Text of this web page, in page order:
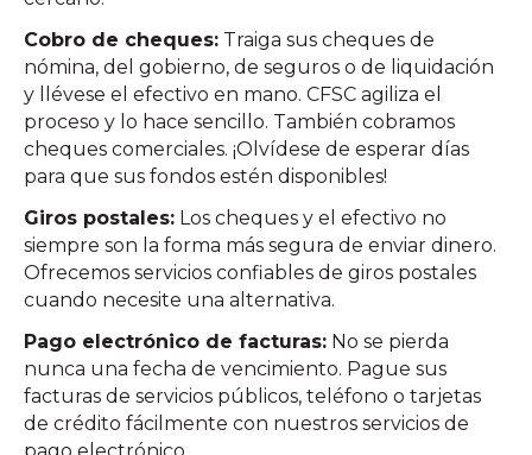
Cobro de cheques: Traiga sus cheques de
nómina, del gobierno, de seguros o de liquidación
y llévese el efectivo en mano. CFSC agiliza el
proceso y lo hace sencillo. También cobramos
cheques comerciales. ¡Olvídese de esperar días
para que sus fondos estén disponibles!
Giros postales: Los cheques y el efectivo no
siempre son la forma más segura de enviar dinero.
Ofrecemos servicios confiables de giros postales
cuando necesite una alternativa.
Pago electrónico de facturas: No se pierda
nunca una fecha de vencimiento. Pague sus
facturas de servicios públicos, teléfono o tarjetas
de crédito fácilmente con nuestros servicios de